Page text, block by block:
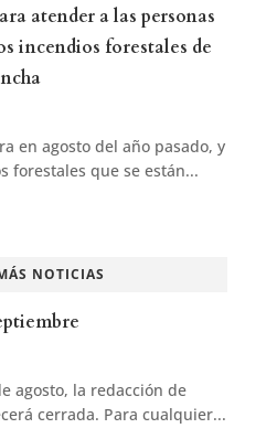
atender a las personas
incendios forestales de
en agosto del año pasado, y
forestales que se están...
NOTICIAS
agosto, la redacción de
cerrada. Para cualquier...